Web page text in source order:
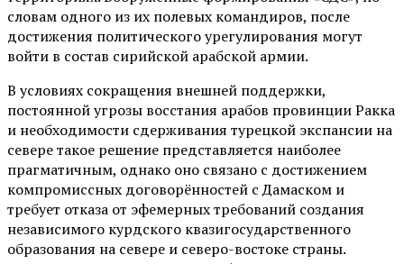
словам одного из их полевых командиров, после
достижения политического урегулирования могут
войти в состав сирийской арабской армии.
В условиях сокращения внешней поддержки,
постоянной угрозы восстания арабов провинции Ракка
и необходимости сдерживания турецкой экспансии на
севере такое решение представляется наиболее
прагматичным, однако оно связано с достижением
компромиссных договорённостей с Дамаском и
требует отказа от эфемерных требований создания
независимого курдского квазигосударственного
образования на севере и северо-востоке страны.